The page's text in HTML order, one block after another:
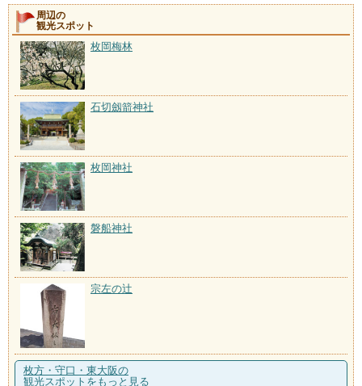
周辺の
観光スポット
枚岡梅林
石切劔箭神社
枚岡神社
磐船神社
宗左の辻
枚方・守口・東大阪の
観光スポットをもっと見る